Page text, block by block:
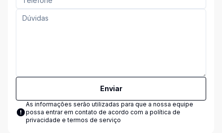
Enviar
As informações serão utilizadas para que a nossa equipe
possa entrar em contato de acordo com a política de
privacidade e termos de serviço